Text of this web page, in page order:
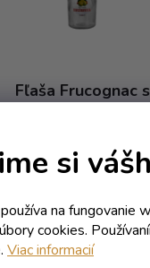
si
na fungovanie
cookies.
Viac informacií
Fľaša Frucognac s
Uchom - 1.75
Williams Hruškovica
Skladom
6,11 €
9,93 € (-38%)